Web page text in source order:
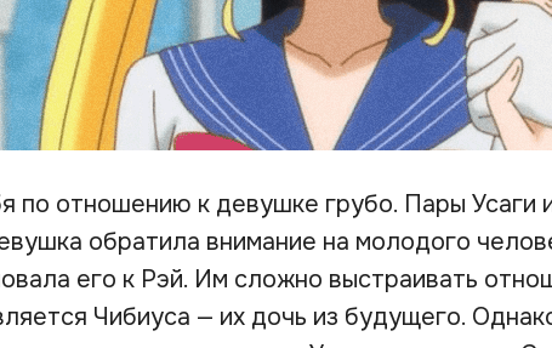
по отношению к девушке грубо. Пары Усаги
обратила внимание на молодого
его к Рэй. Им сложно выстраивать
Чибиуса — их дочь из будущего.